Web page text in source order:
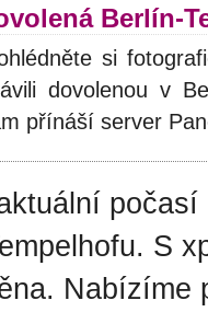
Berlín-
si
dovolenou v
přínáší server
S